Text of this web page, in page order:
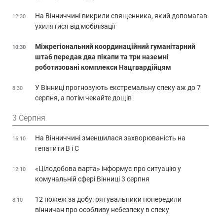
12:30
На Вінниччині викрили священника, який допомагав
ухилятися від мобілізації
10:30
Міжрегіональний координаційний гуманітарний
штаб передав два пікапи та три наземні
роботизовані комплекси Нацгвардійцям
8:30
У Вінниці прогнозують екстремальну спеку аж до 7
серпня, а потім чекайте дощів
3 Серпня
16:10
На Вінниччині зменшилася захворюваність на
гепатити В і С
12:10
«Цілодобова варта» інформує про ситуацію у
комунальній сфері Вінниці 3 серпня
8:10
12 пожеж за добу: рятувальники попередили
вінничан про особливу небезпеку в спеку